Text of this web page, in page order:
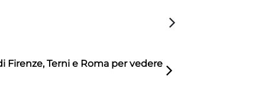
Firenze, Terni e Roma per vedere